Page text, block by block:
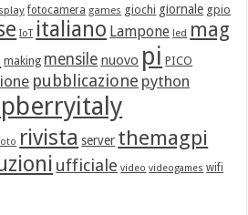
fotocamera games giochi giornale gpio
IoT italiano Lampone led mag
making mensile nuovo pi PICO
pubblicazione python
rivista server themagpi
ufficiale video videogames wifi